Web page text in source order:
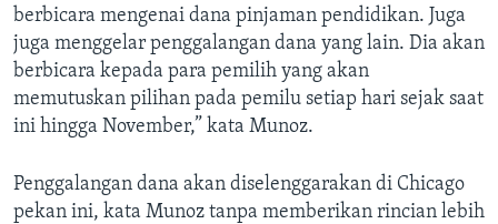
berbicara mengenai dana pinjaman pendidikan. Juga
juga menggelar penggalangan dana yang lain. Dia akan
berbicara kepada para pemilih yang akan
memutuskan pilihan pada pemilu setiap hari sejak saat
ini hingga November,” kata Munoz.
Penggalangan dana akan diselenggarakan di Chicago
pekan ini, kata Munoz tanpa memberikan rincian lebih